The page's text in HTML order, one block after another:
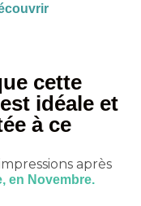
cette
idéale et
à ce
après
en Novembre.